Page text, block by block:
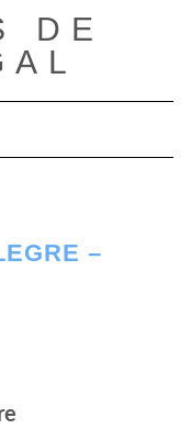
DE
de navegación
–